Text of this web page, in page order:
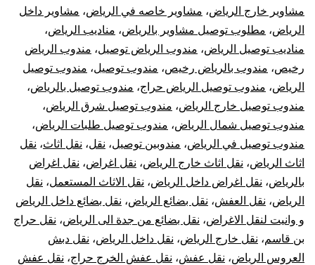
مشاوير خارج الرياض، مشاوير خاصه في الرياض، مشاوير داخل
الرياض، مطلوب توصيل مشاوير بالرياض، مناديب الرياض،
مناديب توصيل الرياض، مندوب الرياض توصيل، مندوب الرياض
رخيص، مندوب بالرياض رخيص، مندوب توصيل، مندوب توصيل
الرياض، مندوب توصيل الرياض حراج، مندوب توصيل بالرياض،
مندوب توصيل خارج الرياض، مندوب توصيل شرق الرياض،
مندوب توصيل شمال الرياض، مندوب توصيل طلبات الرياض،
مندوب توصيل في الرياض، مندوبين توصيل، نقل، نقل اثاث، نقل
اثاث الرياض، نقل اثاث خارج الرياض، نقل اغراض، نقل اغراض
بالرياض، نقل اغراض داخل الرياض، نقل الاثاث المستعمل، نقل
الرياض، نقل العفش، نقل بضائع الرياض، نقل بضائع داخل الرياض
و وانيت لنقل الاغراض، نقل بضائع من جدة الى الرياض، نقل حراج
بن قاسم، نقل خارج الرياض، نقل داخل الرياض، نقل دبش
العروس الرياض، نقل عفش، نقل عفش الخرج حراج، نقل عفش